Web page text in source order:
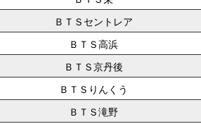
ＢＴＳセントレア
ＢＴＳ高浜
ＢＴＳ京丹後
ＢＴＳりんくう
ＢＴＳ滝野